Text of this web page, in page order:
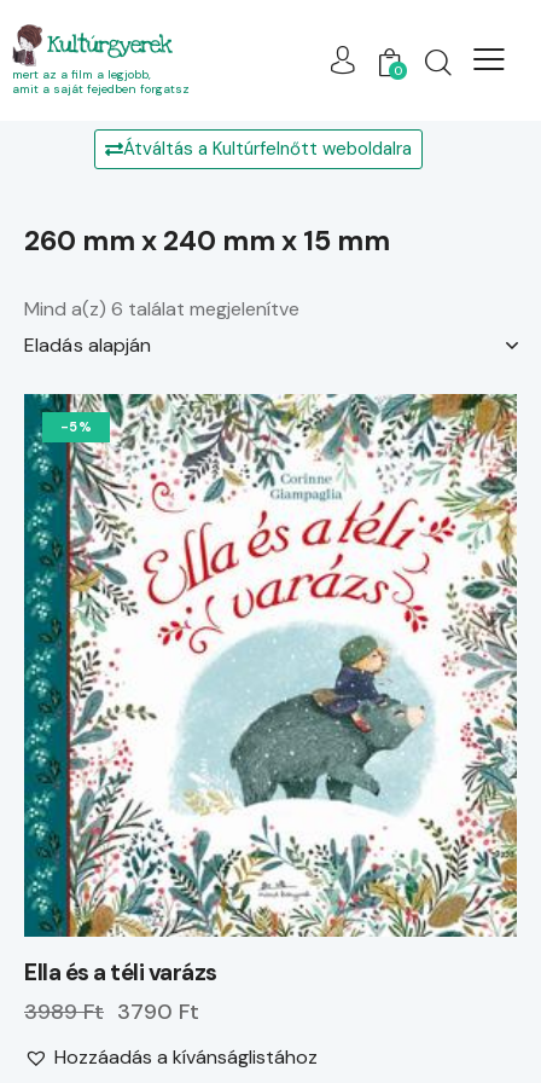
Kultúrgyerek
mert az a film a legjobb,
amit a saját fejedben forgatsz
0
Átváltás a Kultúrfelnőtt weboldalra
260 mm x 240 mm x 15 mm
Mind a(z) 6 találat megjelenítve
-5%
Ella és a téli varázs
3989 Ft 3790 Ft
Hozzáadás a kívánságlistához